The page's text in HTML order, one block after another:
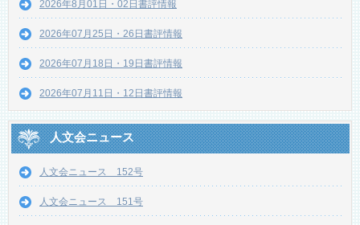
2026年8月01日・02日書評情報
2026年07月25日・26日書評情報
2026年07月18日・19日書評情報
2026年07月11日・12日書評情報
人文会ニュース
人文会ニュース 152号
人文会ニュース 151号